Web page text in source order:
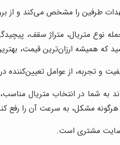
طرفین را مشخص می‌کند و از
جمله نوع متریال، متراژ سقف،
که همیشه ارزان‌ترین قیمت،
و تجربه، از عوامل
به شما در انتخاب متریال
هرگونه مشکل، به سرعت آن را رفع
مشتری است.